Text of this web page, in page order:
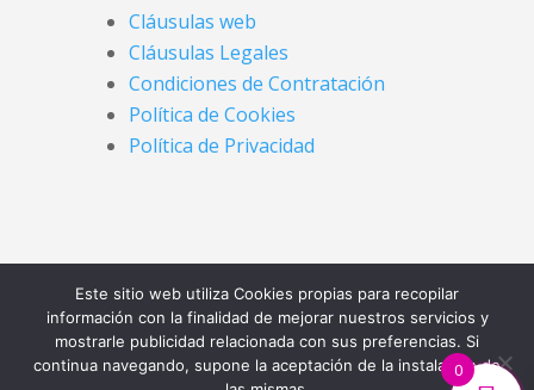
Cláusulas web
Cláusulas Legales
Condiciones de Contratación
Política de Cookies
Política de Privacidad
0
Este sitio web utiliza Cookies propias para recopilar
información con la finalidad de mejorar nuestros servicios y
mostrarle publicidad relacionada con sus preferencias. Si
continua navegando, supone la aceptación de la instalación de